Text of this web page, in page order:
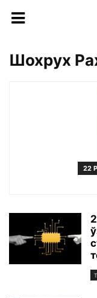
Шохрух
22